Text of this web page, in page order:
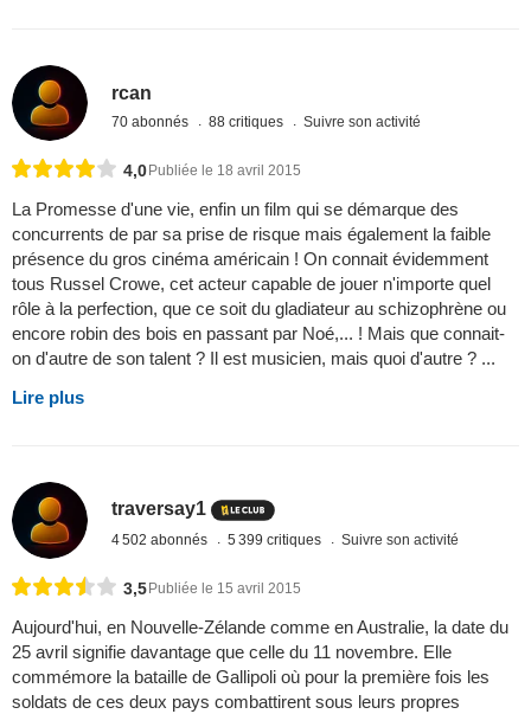
rcan
70 abonnés 88 critiques Suivre son activité
4,0 Publiée le 18 avril 2015
La Promesse d'une vie, enfin un film qui se démarque des
concurrents de par sa prise de risque mais également la faible
présence du gros cinéma américain ! On connait évidemment
tous Russel Crowe, cet acteur capable de jouer n'importe quel
rôle à la perfection, que ce soit du gladiateur au schizophrène ou
encore robin des bois en passant par Noé,... ! Mais que connait-
on d'autre de son talent ? Il est musicien, mais quoi d'autre ? ...
Lire plus
traversay1
4 502 abonnés 5 399 critiques Suivre son activité
3,5Publiée le 15 avril 2015
Aujourd'hui, en Nouvelle-Zélande comme en Australie, la date du
25 avril signifie davantage que celle du 11 novembre. Elle
commémore la bataille de Gallipoli où pour la première fois les
soldats de ces deux pays combattirent sous leurs propres